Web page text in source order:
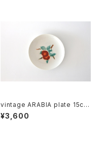
vintage ARABIA plate 15cm
/ オールドアラビア パン皿 15c
m
¥3,600